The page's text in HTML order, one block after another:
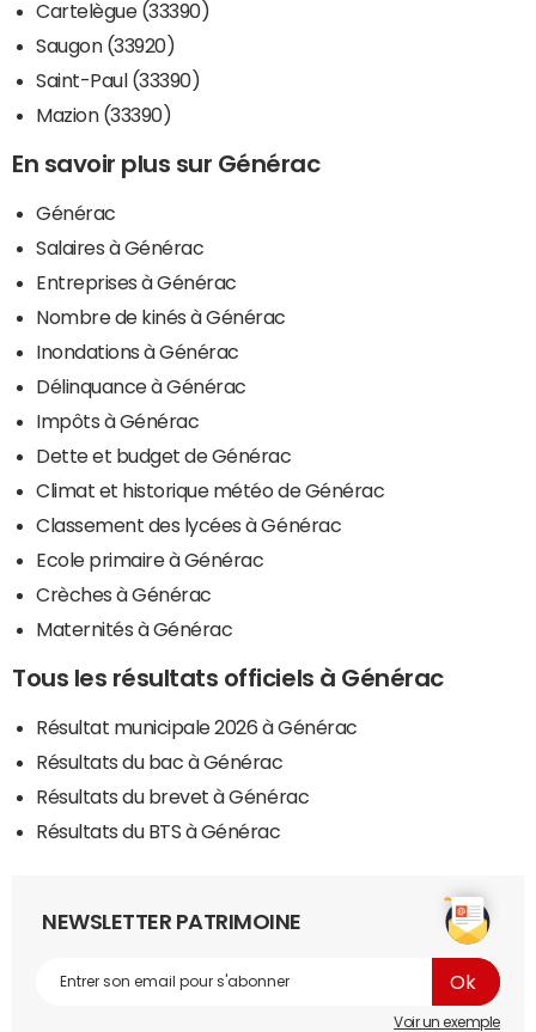
Cartelègue (33390)
Saugon (33920)
Saint-Paul (33390)
Mazion (33390)
En savoir plus sur Générac
Générac
Salaires à Générac
Entreprises à Générac
Nombre de kinés à Générac
Inondations à Générac
Délinquance à Générac
Impôts à Générac
Dette et budget de Générac
Climat et historique météo de Générac
Classement des lycées à Générac
Ecole primaire à Générac
Crèches à Générac
Maternités à Générac
Tous les résultats officiels à Générac
Résultat municipale 2026 à Générac
Résultats du bac à Générac
Résultats du brevet à Générac
Résultats du BTS à Générac
NEWSLETTER PATRIMOINE
Voir un exemple